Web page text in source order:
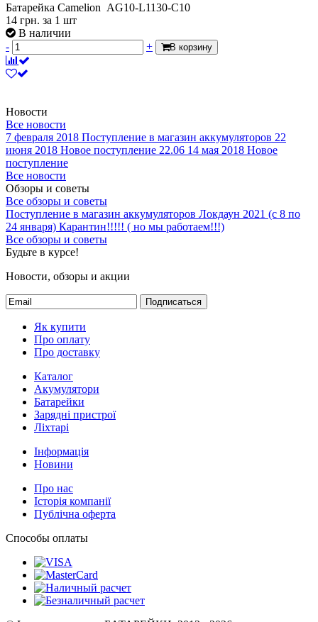
Батарейка Camelion AG10-L1130-C10
14 грн. за 1 шт
В наличии
-
+ В корзину
Новости
Все новости
7 февраля 2018 Поступление в магазин аккумуляторов 22
июня 2018 Новое поступление 22.06 14 мая 2018 Новое
поступление
Все новости
Обзоры и советы
Все обзоры и советы
Поступление в магазин аккумуляторов Локдаун 2021 (с 8 по
24 января) Карантин!!!!! ( но мы работаем!!!)
Все обзоры и советы
Будьте в курсе!
Новости, обзоры и акции
Подписаться
Як купити
Про оплату
Про доставку
Каталог
Акумулятори
Батарейки
Зарядні пристрої
Ліхтарі
Інформація
Новини
Про нас
Історія компанії
Публічна оферта
Способы оплаты